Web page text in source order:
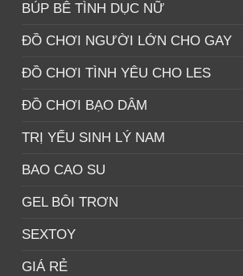
BÚP BÊ TÌNH DỤC NỮ
ĐỒ CHƠI NGƯỜI LỚN CHO GAY
ĐỒ CHƠI TÌNH YÊU CHO LES
ĐỒ CHƠI BẠO DÂM
TRỊ YẾU SINH LÝ NAM
BAO CAO SU
GEL BÔI TRƠN
SEXTOY
GIÁ RẺ